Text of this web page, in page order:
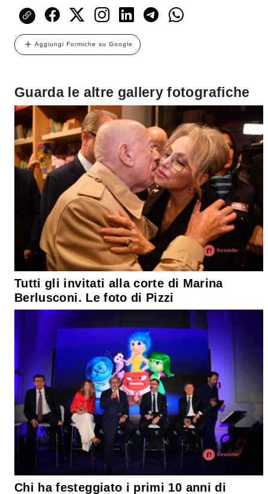
Aggiungi Formiche su Google
Guarda le altre gallery fotografiche
Tutti gli invitati alla corte di Marina
Berlusconi. Le foto di Pizzi
Chi ha festeggiato i primi 10 anni di